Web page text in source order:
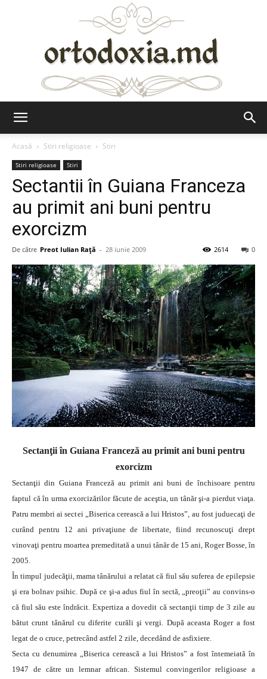
Acasă
Stiri religioase Stiri
Stiri religioase Stiri
Sectantii în Guiana Franceza
au primit ani buni pentru
exorcizm
De către Preot Iulian Raţă - 28 iunie 2009 0
2614
Sectanţii în Guiana Franceză au primit ani buni pentru
exorcizm
Sectanţii din Guiana Franceză au primit ani buni de închisoare pentru
faptul că în urma exorcizărilor făcute de aceştia, un tânăr şi-a pierdut viaţa.
Patru membri ai sectei „Biserica cerească a lui Hristos”, au fost juduecaţi de
curând pentru 12 ani privaţiune de libertate, fiind recunoscuţi drept
vinovaţi pentru moartea premeditată a unui tânăr de 15 ani, Roger Bosse, în
2005.
În timpul judecăţii, mama tânărului a relatat că fiul său suferea de epilepsie
şi era bolnav psihic. După ce şi-a adus fiul în sectă, „preoţii” au convins-o
că fiul său este îndrăcit. Expertiza a dovedit că sectanţii timp de 3 zile au
bătut crunt tânărul cu diferite curăli şi vergi. După aceasta Roger a fost
legat de o cruce, petrecând astfel 2 zile, decedând de asfixiere.
Secta cu denumirea „Biserica cerească a lui Hristos” a fost întemeiată în
1947 de către un lemnar african. Sistemul convingerilor religioase a